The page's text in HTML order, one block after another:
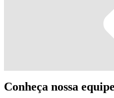
Conheça nossa equipe